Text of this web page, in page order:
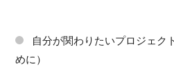
自分が関わりたいプロジェク
めに）